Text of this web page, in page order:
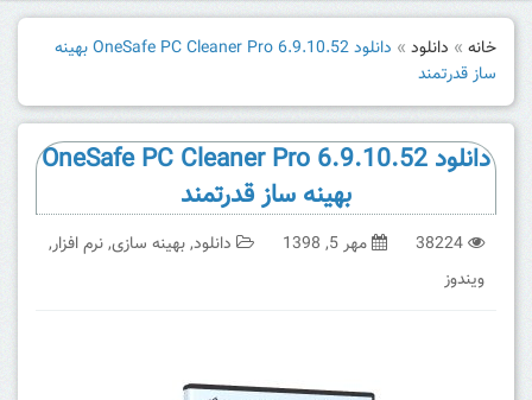
خانه » دانلود »
دانلود OneSafe PC Cleaner Pro 6.9.10.52 بهینه
ساز قدرتمند
دانلود OneSafe PC Cleaner Pro 6.9.10.52
بهینه ساز قدرتمند
38224 مهر 5, 1398 دانلود,بهینه سازی,نرم افزار,
ویندوز